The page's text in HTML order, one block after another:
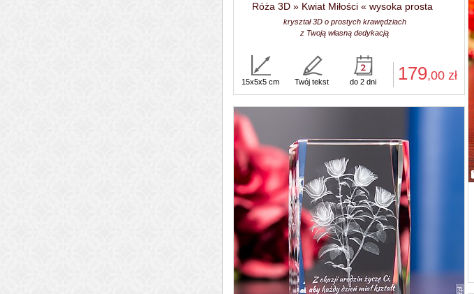
Róża 3D » Kwiat Miłości « wysoka prosta
kryształ 3D o prostych krawędziach
z Twoją własną dedykacją
179,00zł
15x5x5 cm Twój tekst do 2 dni